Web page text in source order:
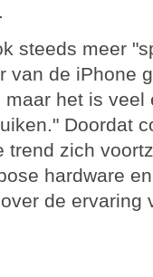
steeds meer
van de iPhone
het is
Doordat
trend zich
hardware
de ervaring